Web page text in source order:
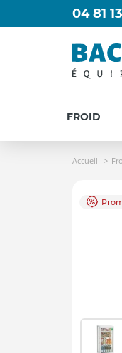
04 81
FROID
Accueil